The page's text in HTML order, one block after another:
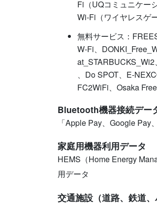
Fi（UQコミュニケー
Wi-Fi（ワイヤレスゲ
無料サービス：
W-Fi、
、Do SPOT、E-
FC2WiFi、Osaka
Bluetooth機器接続デー
「Apple Pay、Google
家庭用機器利用データ
HEMS（Home Energy
用データ
交通施設（道路、鉄道